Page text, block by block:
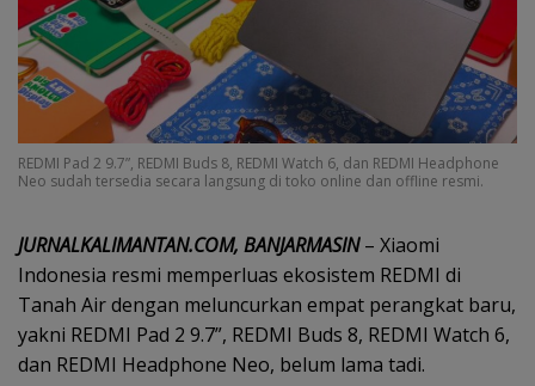
REDMI Pad 2 9.7”, REDMI Buds 8, REDMI Watch 6, dan REDMI Headphone
Neo sudah tersedia secara langsung di toko online dan offline resmi.
JURNALKALIMANTAN.COM, BANJARMASIN– Xiaomi
Indonesia resmi memperluas ekosistem REDMI di
Tanah Air dengan meluncurkan empat perangkat baru,
yakni REDMI Pad 2 9.7”, REDMI Buds 8, REDMI Watch 6,
dan REDMI Headphone Neo, belum lama tadi.